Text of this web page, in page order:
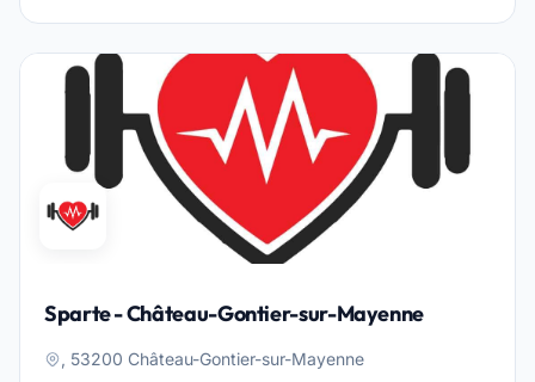
Sparte - Château-Gontier-sur-Mayenne
, 53200 Château-Gontier-sur-Mayenne